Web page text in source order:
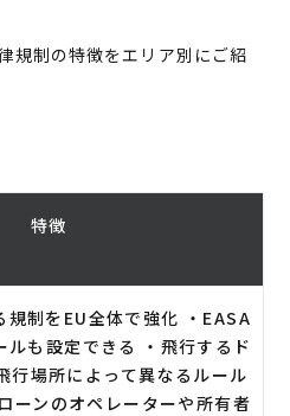
規制の特徴をエリア別にご紹
特徴
規制をEU全体で強化 ・EASA
ルも設定できる ・飛行するド
行場所によって異なるルール
ーンのオペレーターや所有者